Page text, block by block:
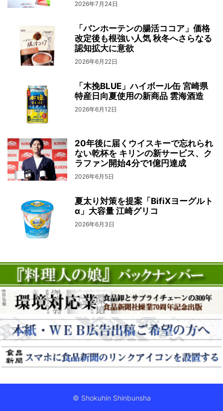
2026年7月24日
「バンホーテンの腸活ココア」価格
改定後も根強い人気 秋冬へさらなる
認知拡大に意欲
2026年6月22日
「木挽BLUE」ハイボール缶 宮崎県
特産日向夏使用の新商品 雲海酒造
2026年6月12日
20年後に届くウイスキーで忘れられ
ない乾杯を キリンの新サービス、ク
ラファン開始4分で1億円達成
2026年6月5日
夏太り対策を提案「BifiXヨーグルト
α」大容量 江崎グリコ
2026年6月3日
© Shokuhin Shinbunsha